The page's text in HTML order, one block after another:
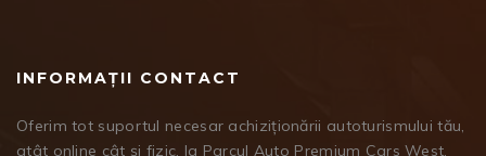
INFORMAȚII CONTACT
Oferim tot suportul necesar achiziționării autoturismului tău,
atât online cât și fizic, la Parcul Auto Premium Cars West.